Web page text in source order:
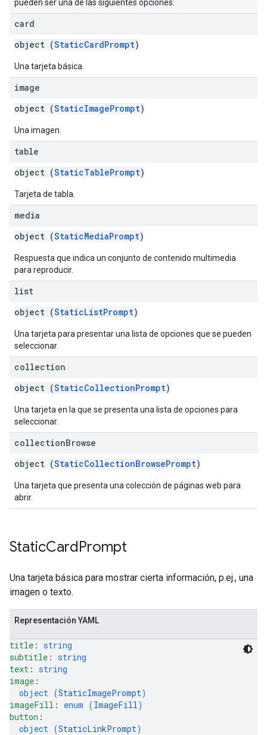
pueden ser una de las siguientes opciones:
card
object (StaticCardPrompt)
Una tarjeta básica.
image
object (StaticImagePrompt)
Una imagen.
table
object (StaticTablePrompt)
Tarjeta de tabla.
media
object (StaticMediaPrompt)
Respuesta que indica un conjunto de contenido multimedia
para reproducir.
list
object (StaticListPrompt)
Una tarjeta para presentar una lista de opciones que se pueden
seleccionar.
collection
object (StaticCollectionPrompt)
Una tarjeta en la que se presenta una lista de opciones para
seleccionar.
collectionBrowse
object (StaticCollectionBrowsePrompt)
Una tarjeta que presenta una colección de páginas web para
abrir.
StaticCardPrompt
Una tarjeta básica para mostrar cierta información, p.ej., una
imagen o texto.
Representación YAML
title : string
subtitle : string
text : string
image :
object (StaticImagePrompt)
imageFill : enum (ImageFill)
button :
object (StaticLinkPrompt)